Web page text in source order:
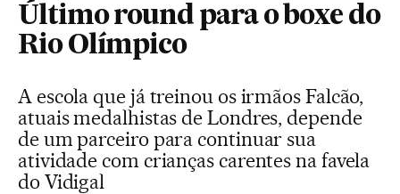
Último round para o boxe do
Rio Olímpico
A escola que já treinou os irmãos Falcão,
atuais medalhistas de Londres, depende
de um parceiro para continuar sua
atividade com crianças carentes na favela
do Vidigal